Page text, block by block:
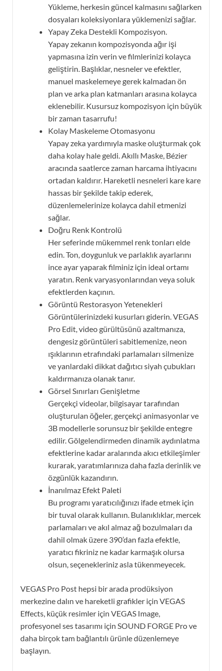
Yükleme, herkesin güncel kalmasını sağlarken
dosyaları koleksiyonlara yüklemenizi sağlar.
Yapay Zeka Destekli Kompozisyon.
Yapay zekanın kompozisyonda ağır işi
yapmasına izin verin ve filmlerinizi kolayca
geliştirin. Başlıklar, nesneler ve efektler,
manuel maskelemeye gerek kalmadan ön
plan ve arka plan katmanları arasına kolayca
eklenebilir. Kusursuz kompozisyon için büyük
bir zaman tasarrufu!
Kolay Maskeleme Otomasyonu
Yapay zeka yardımıyla maske oluşturmak çok
daha kolay hale geldi. Akıllı Maske, Bézier
aracında saatlerce zaman harcama ihtiyacını
ortadan kaldırır. Hareketli nesneleri kare kare
hassas bir şekilde takip ederek,
düzenlemelerinize kolayca dahil etmenizi
sağlar.
Doğru Renk Kontrolü
Her seferinde mükemmel renk tonları elde
edin. Ton, doygunluk ve parlaklık ayarlarını
ince ayar yaparak filminiz için ideal ortamı
yaratın. Renk varyasyonlarından veya soluk
efektlerden kaçının.
Görüntü Restorasyon Yetenekleri
Görüntülerinizdeki kusurları giderin. VEGAS
Pro Edit, video gürültüsünü azaltmanıza,
dengesiz görüntüleri sabitlemenize, neon
ışıklarının etrafındaki parlamaları silmenize
ve yanlardaki dikkat dağıtıcı siyah çubukları
kaldırmanıza olanak tanır.
Görsel Sınırları Genişletme
Gerçekçi videolar, bilgisayar tarafından
oluşturulan öğeler, gerçekçi animasyonlar ve
3B modellerle sorunsuz bir şekilde entegre
edilir. Gölgelendirmeden dinamik aydınlatma
efektlerine kadar aralarında akıcı etkileşimler
kurarak, yaratımlarınıza daha fazla derinlik ve
özgünlük kazandırın.
İnanılmaz Efekt Paleti
Bu programı yaratıcılığınızı ifade etmek için
bir tuval olarak kullanın. Bulanıklıklar, mercek
parlamaları ve akıl almaz ağ bozulmaları da
dahil olmak üzere 390’dan fazla efektle,
yaratıcı fikriniz ne kadar karmaşık olursa
olsun, seçenekleriniz asla tükenmeyecek.
VEGAS Pro Post hepsi bir arada prodüksiyon
merkezine dalın ve hareketli grafikler için VEGAS
Effects, küçük resimler için VEGAS Image,
profesyonel ses tasarımı için SOUND FORGE Pro ve
daha birçok tam bağlantılı ürünle düzenlemeye
başlayın.